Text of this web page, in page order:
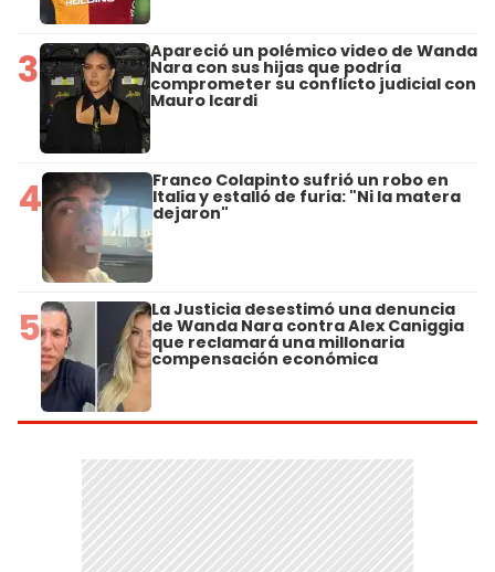
3 Apareció un polémico video de Wanda
Nara con sus hijas que podría
comprometer su conflicto judicial con
Mauro Icardi
4 Franco Colapinto sufrió un robo en
Italia y estalló de furia: "Ni la matera
dejaron"
5 La Justicia desestimó una denuncia
de Wanda Nara contra Alex Caniggia
que reclamará una millonaria
compensación económica